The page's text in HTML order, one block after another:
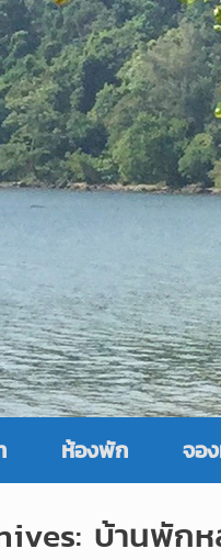
ห้องพัก จอ
บ้านพักห